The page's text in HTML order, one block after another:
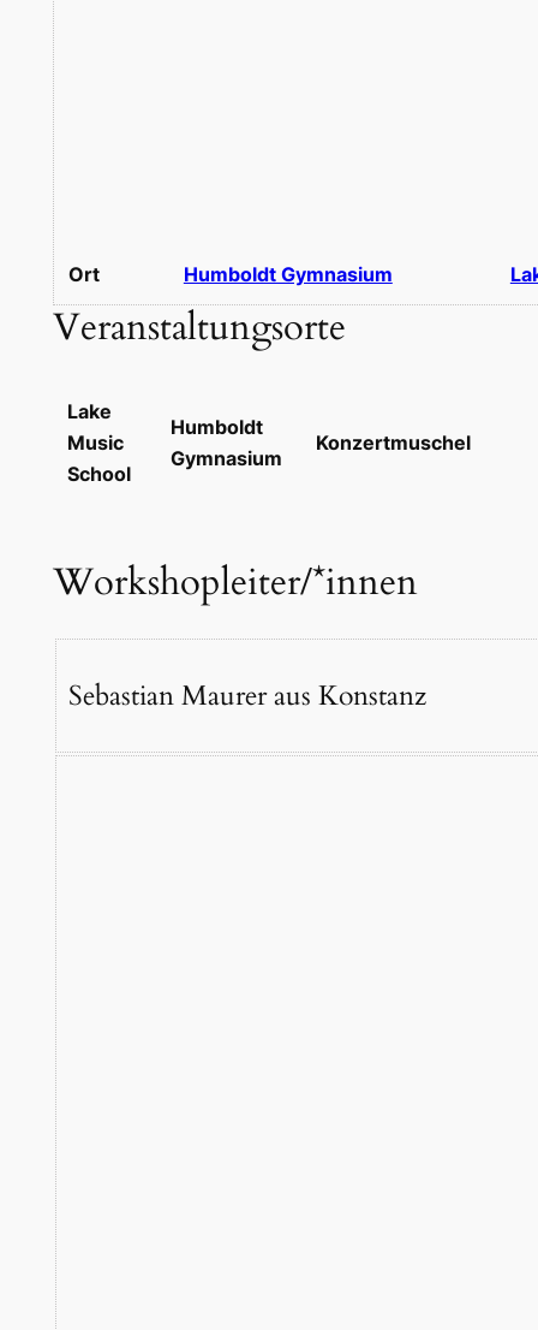
Ort Humboldt Gymnasium
Veranstaltungsorte
Lake
Music
School
Humboldt
Gymnasium
Konzertmuschel
Workshopleiter/*innen
Sebastian Maurer aus Konstanz